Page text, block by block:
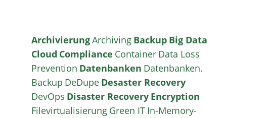
ArchivierungArchiving Backup Big Data
Cloud Compliance Container Data Loss
Prevention Datenbanken Datenbanken.
Backup DeDupe Desaster Recovery
DevOps Disaster Recovery Encryption
Filevirtualisierung Green IT In-Memory-